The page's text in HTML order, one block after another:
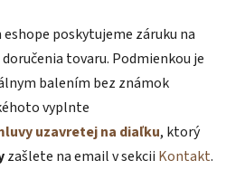
poskytujeme záruku na
tovaru. Podmienkou je
balením bez známok
vyplnte
uzavretej na diaľku, ktorý
zašlete na email v sekcii Kontakt.